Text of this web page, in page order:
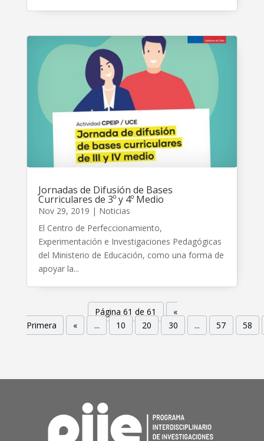
Jornadas de Difusión de Bases
Curriculares de 3º y 4º Medio
Nov 29, 2019 | Noticias
El Centro de Perfeccionamiento,
Experimentación e Investigaciones Pedagógicas
del Ministerio de Educación, como una forma de
apoyar la...
Página 61 de 61
«
Primera
« ... 10 20 30 ... 57 58